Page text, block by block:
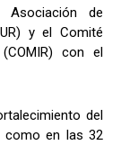
de
y el Comité
con el
del
como en las 32